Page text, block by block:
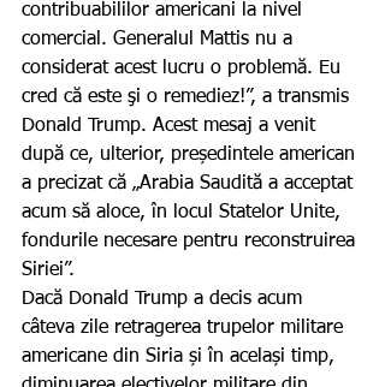
contribuabililor americani la nivel
comercial. Generalul Mattis nu a
considerat acest lucru o problemă. Eu
cred că este şi o remediez!”, a transmis
Donald Trump. Acest mesaj a venit
după ce, ulterior, președintele american
a precizat că „Arabia Saudită a acceptat
acum să aloce, în locul Statelor Unite,
fondurile necesare pentru reconstruirea
Siriei”.
Dacă Donald Trump a decis acum
câteva zile retragerea trupelor militare
americane din Siria și în același timp,